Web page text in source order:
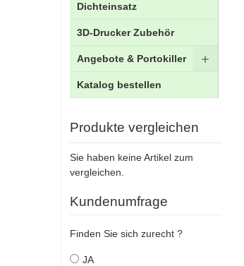
Dichteinsatz
3D-Drucker Zubehör
Angebote & Portokiller
Katalog bestellen
Produkte vergleichen
Sie haben keine Artikel zum
vergleichen.
Kundenumfrage
Finden Sie sich zurecht ?
JA